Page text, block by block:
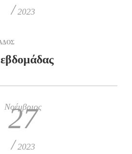
/ 2023
Νοέμβριος
27
/ 2023